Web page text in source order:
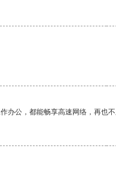
公，都能畅享高速网络，再也